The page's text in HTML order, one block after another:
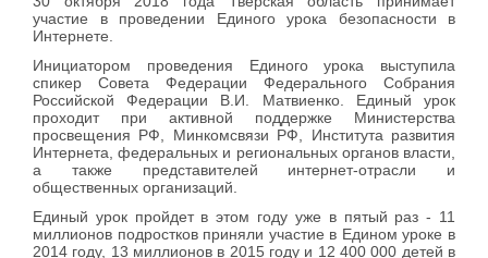
участие в проведении Единого урока безопасности в
Интернете.
Инициатором проведения Единого урока выступила
спикер Совета Федерации Федерального Собрания
Российской Федерации В.И. Матвиенко. Единый урок
проходит при активной поддержке Министерства
просвещения РФ, Минкомсвязи РФ, Института развития
Интернета, федеральных и региональных органов власти,
а также представителей интернет-отрасли и
общественных организаций.
Единый урок пройдет в этом году уже в пятый раз - 11
миллионов подростков приняли участие в Едином уроке в
2014 году, 13 миллионов в 2015 году и 12 400 000 детей в